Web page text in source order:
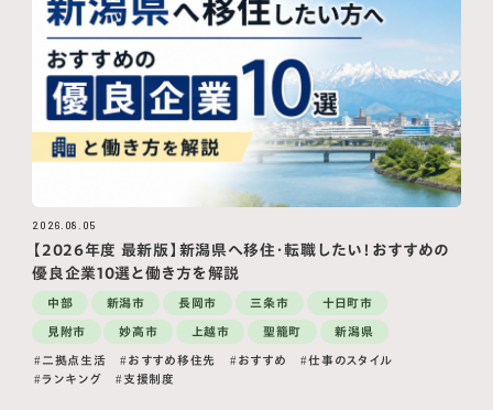
2026.08.05
【2026年度 最新版】新潟県へ移住・転職したい！おすすめの
優良企業10選と働き方を解説
中部 新潟市 長岡市 三条市 十日町市
見附市 妙高市 上越市 聖籠町 新潟県
二拠点生活 おすすめ移住先 おすすめ
仕事のスタイル
ランキング
支援制度